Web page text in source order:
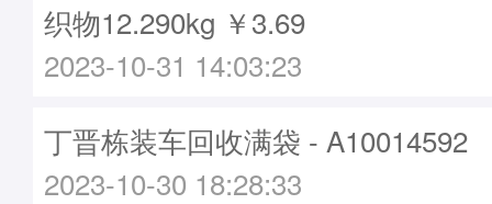
织物12.290kg ￥3.69
2023-10-31 14:03:23
丁晋栋装车回收满袋 - A10014592
2023-10-30 18:28:33